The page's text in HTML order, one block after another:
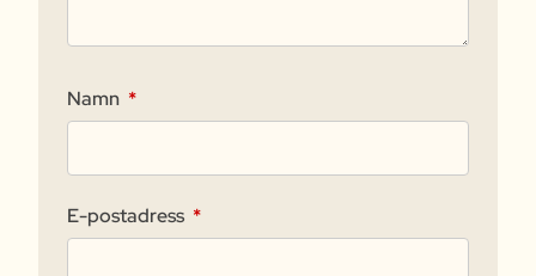
Namn *
E-postadress *